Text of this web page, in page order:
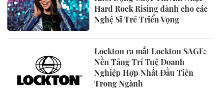
Hard Rock Rising dành cho các
Nghệ Sĩ Trẻ Triển Vọng
Lockton ra mắt Lockton SAGE:
Nền Tảng Trí Tuệ Doanh
Nghiệp Hợp Nhất Đầu Tiên
Trong Ngành